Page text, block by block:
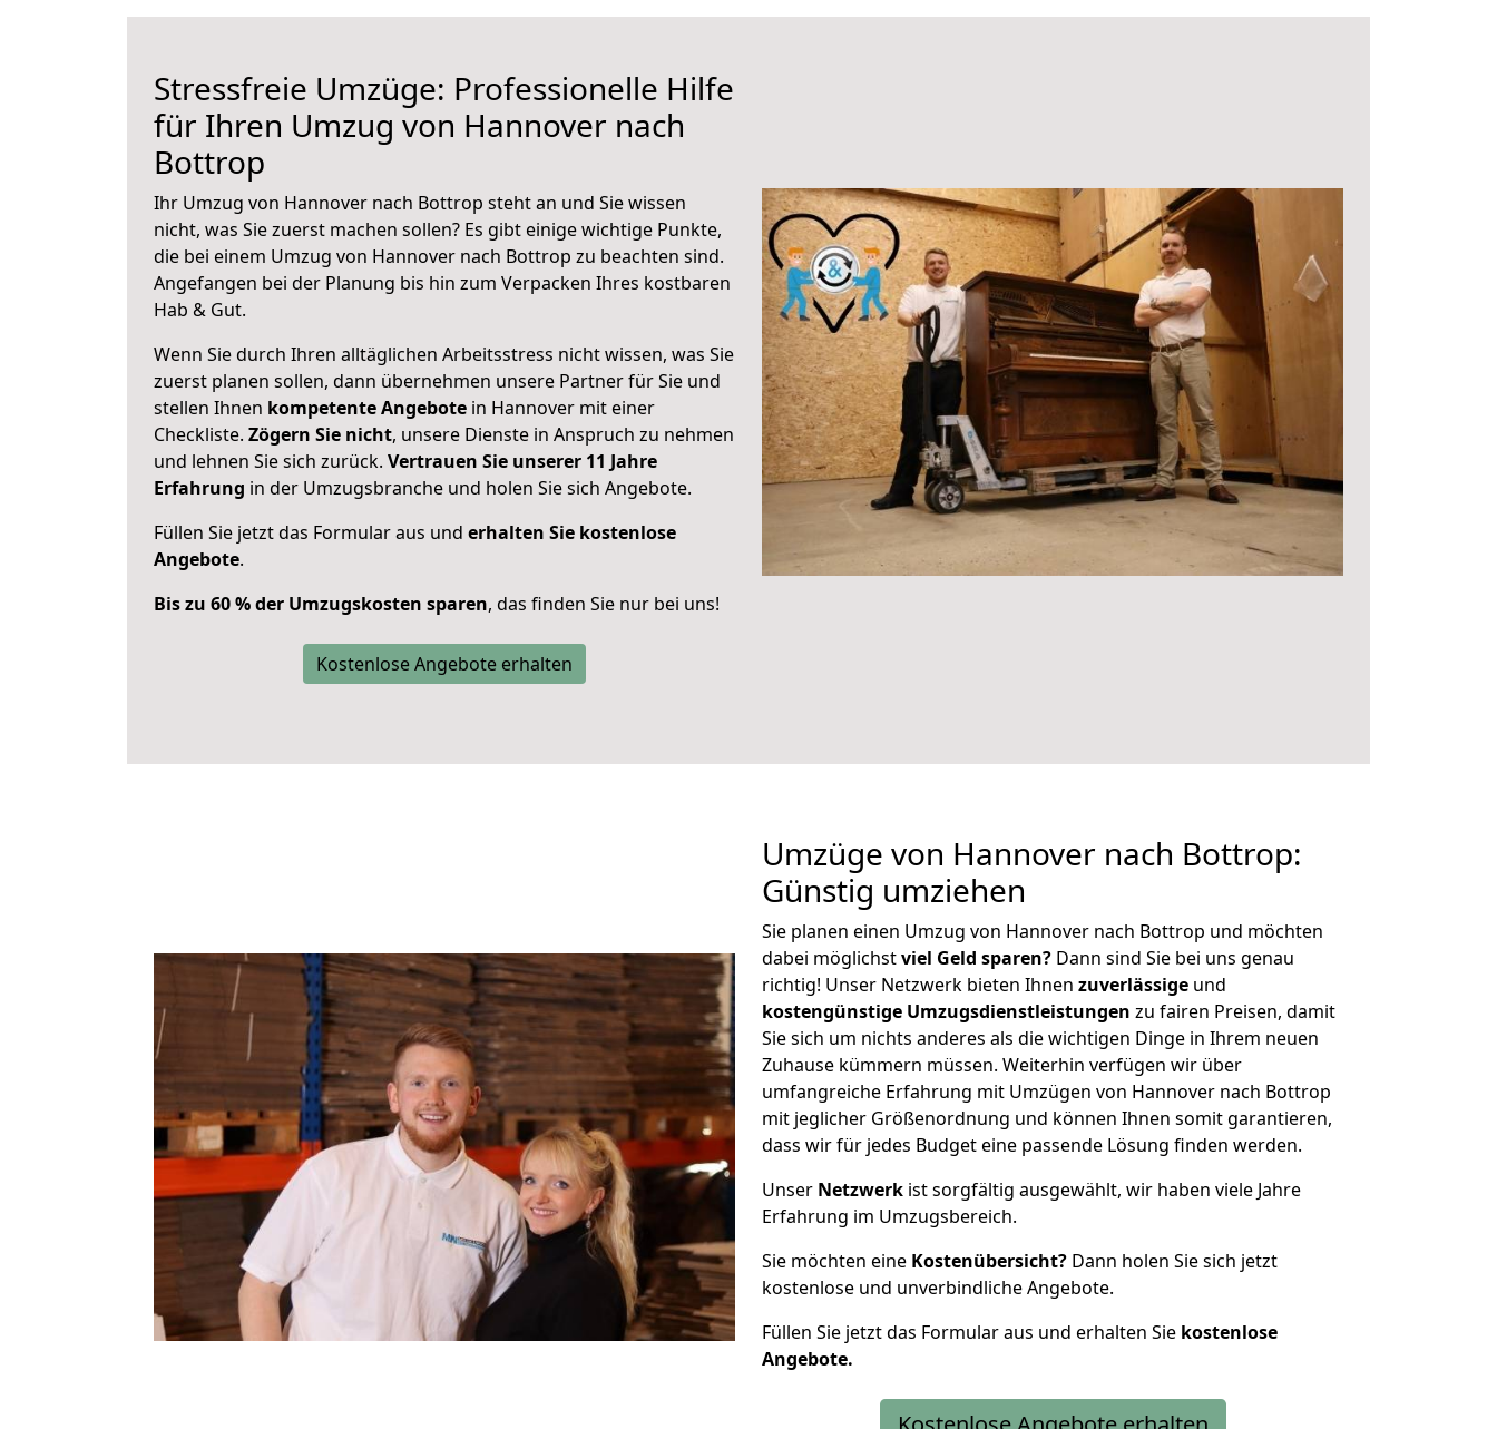
Stressfreie Umzüge: Professionelle Hilfe
für Ihren Umzug von Hannover nach
Bottrop
Ihr Umzug von Hannover nach Bottrop steht an und Sie wissen
nicht, was Sie zuerst machen sollen? Es gibt einige wichtige Punkte,
die bei einem Umzug von Hannover nach Bottrop zu beachten sind.
Angefangen bei der Planung bis hin zum Verpacken Ihres kostbaren
Hab & Gut.
Wenn Sie durch Ihren alltäglichen Arbeitsstress nicht wissen, was Sie
zuerst planen sollen, dann übernehmen unsere Partner für Sie und
stellen Ihnen kompetente Angebote in Hannover mit einer
Checkliste. Zögern Sie nicht, unsere Dienste in Anspruch zu nehmen
und lehnen Sie sich zurück. Vertrauen Sie unserer 11 Jahre
Erfahrung in der Umzugsbranche und holen Sie sich Angebote.
Füllen Sie jetzt das Formular aus und erhalten Sie kostenlose
Angebote.
Bis zu 60 % der Umzugskosten sparen, das finden Sie nur bei uns!
Kostenlose Angebote erhalten
Umzüge von Hannover nach Bottrop:
Günstig umziehen
Sie planen einen Umzug von Hannover nach Bottrop und möchten
dabei möglichstviel Geld sparen? Dann sind Sie bei uns genau
richtig! Unser Netzwerk bieten Ihnen zuverlässige und
kostengünstige Umzugsdienstleistungen zu fairen Preisen, damit
Sie sich um nichts anderes als die wichtigen Dinge in Ihrem neuen
Zuhause kümmern müssen. Weiterhin verfügen wir über
umfangreiche Erfahrung mit Umzügen von Hannover nach Bottrop
mit jeglicher Größenordnung und können Ihnen somit garantieren,
dass wir für jedes Budget eine passende Lösung finden werden.
Unser Netzwerk ist sorgfältig ausgewählt, wir haben viele Jahre
Erfahrung im Umzugsbereich.
Sie möchten eine Kostenübersicht? Dann holen Sie sich jetzt
kostenlose und unverbindliche Angebote.
Füllen Sie jetzt das Formular aus und erhalten Sie kostenlose
Angebote.